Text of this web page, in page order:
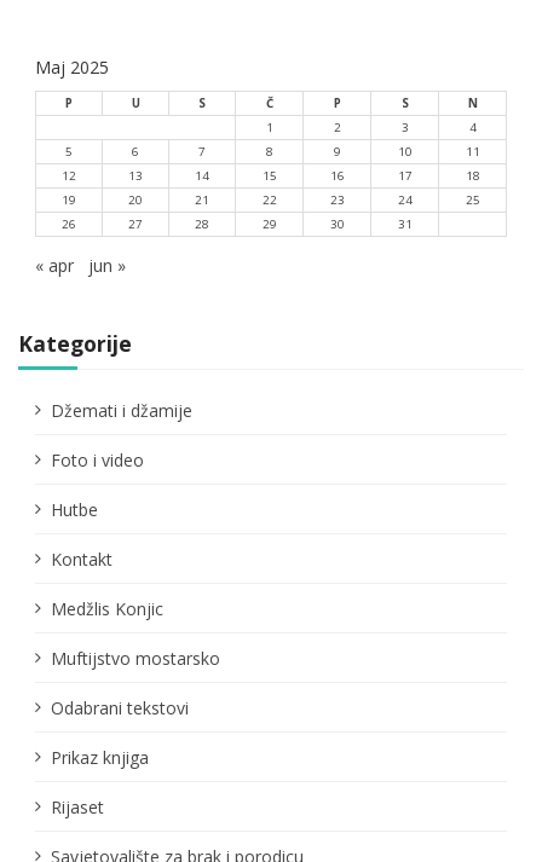
Maj 2025
P U S Č P S
N
1
2 3
4
5
6 7 8 9 10
11
12
13 14 15 16 17
18
19
20 21 22 23 24
25
26
27 28 29 30 31
« apr jun »
Kategorije
Džemati i džamije
Foto i video
Hutbe
Kontakt
Medžlis Konjic
Muftijstvo mostarsko
Odabrani tekstovi
Prikaz knjiga
Rijaset
Savjetovalište za brak i porodicu